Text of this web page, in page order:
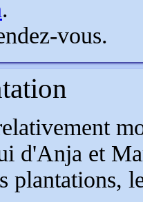
.
vous.
d'Anja et
plantations,